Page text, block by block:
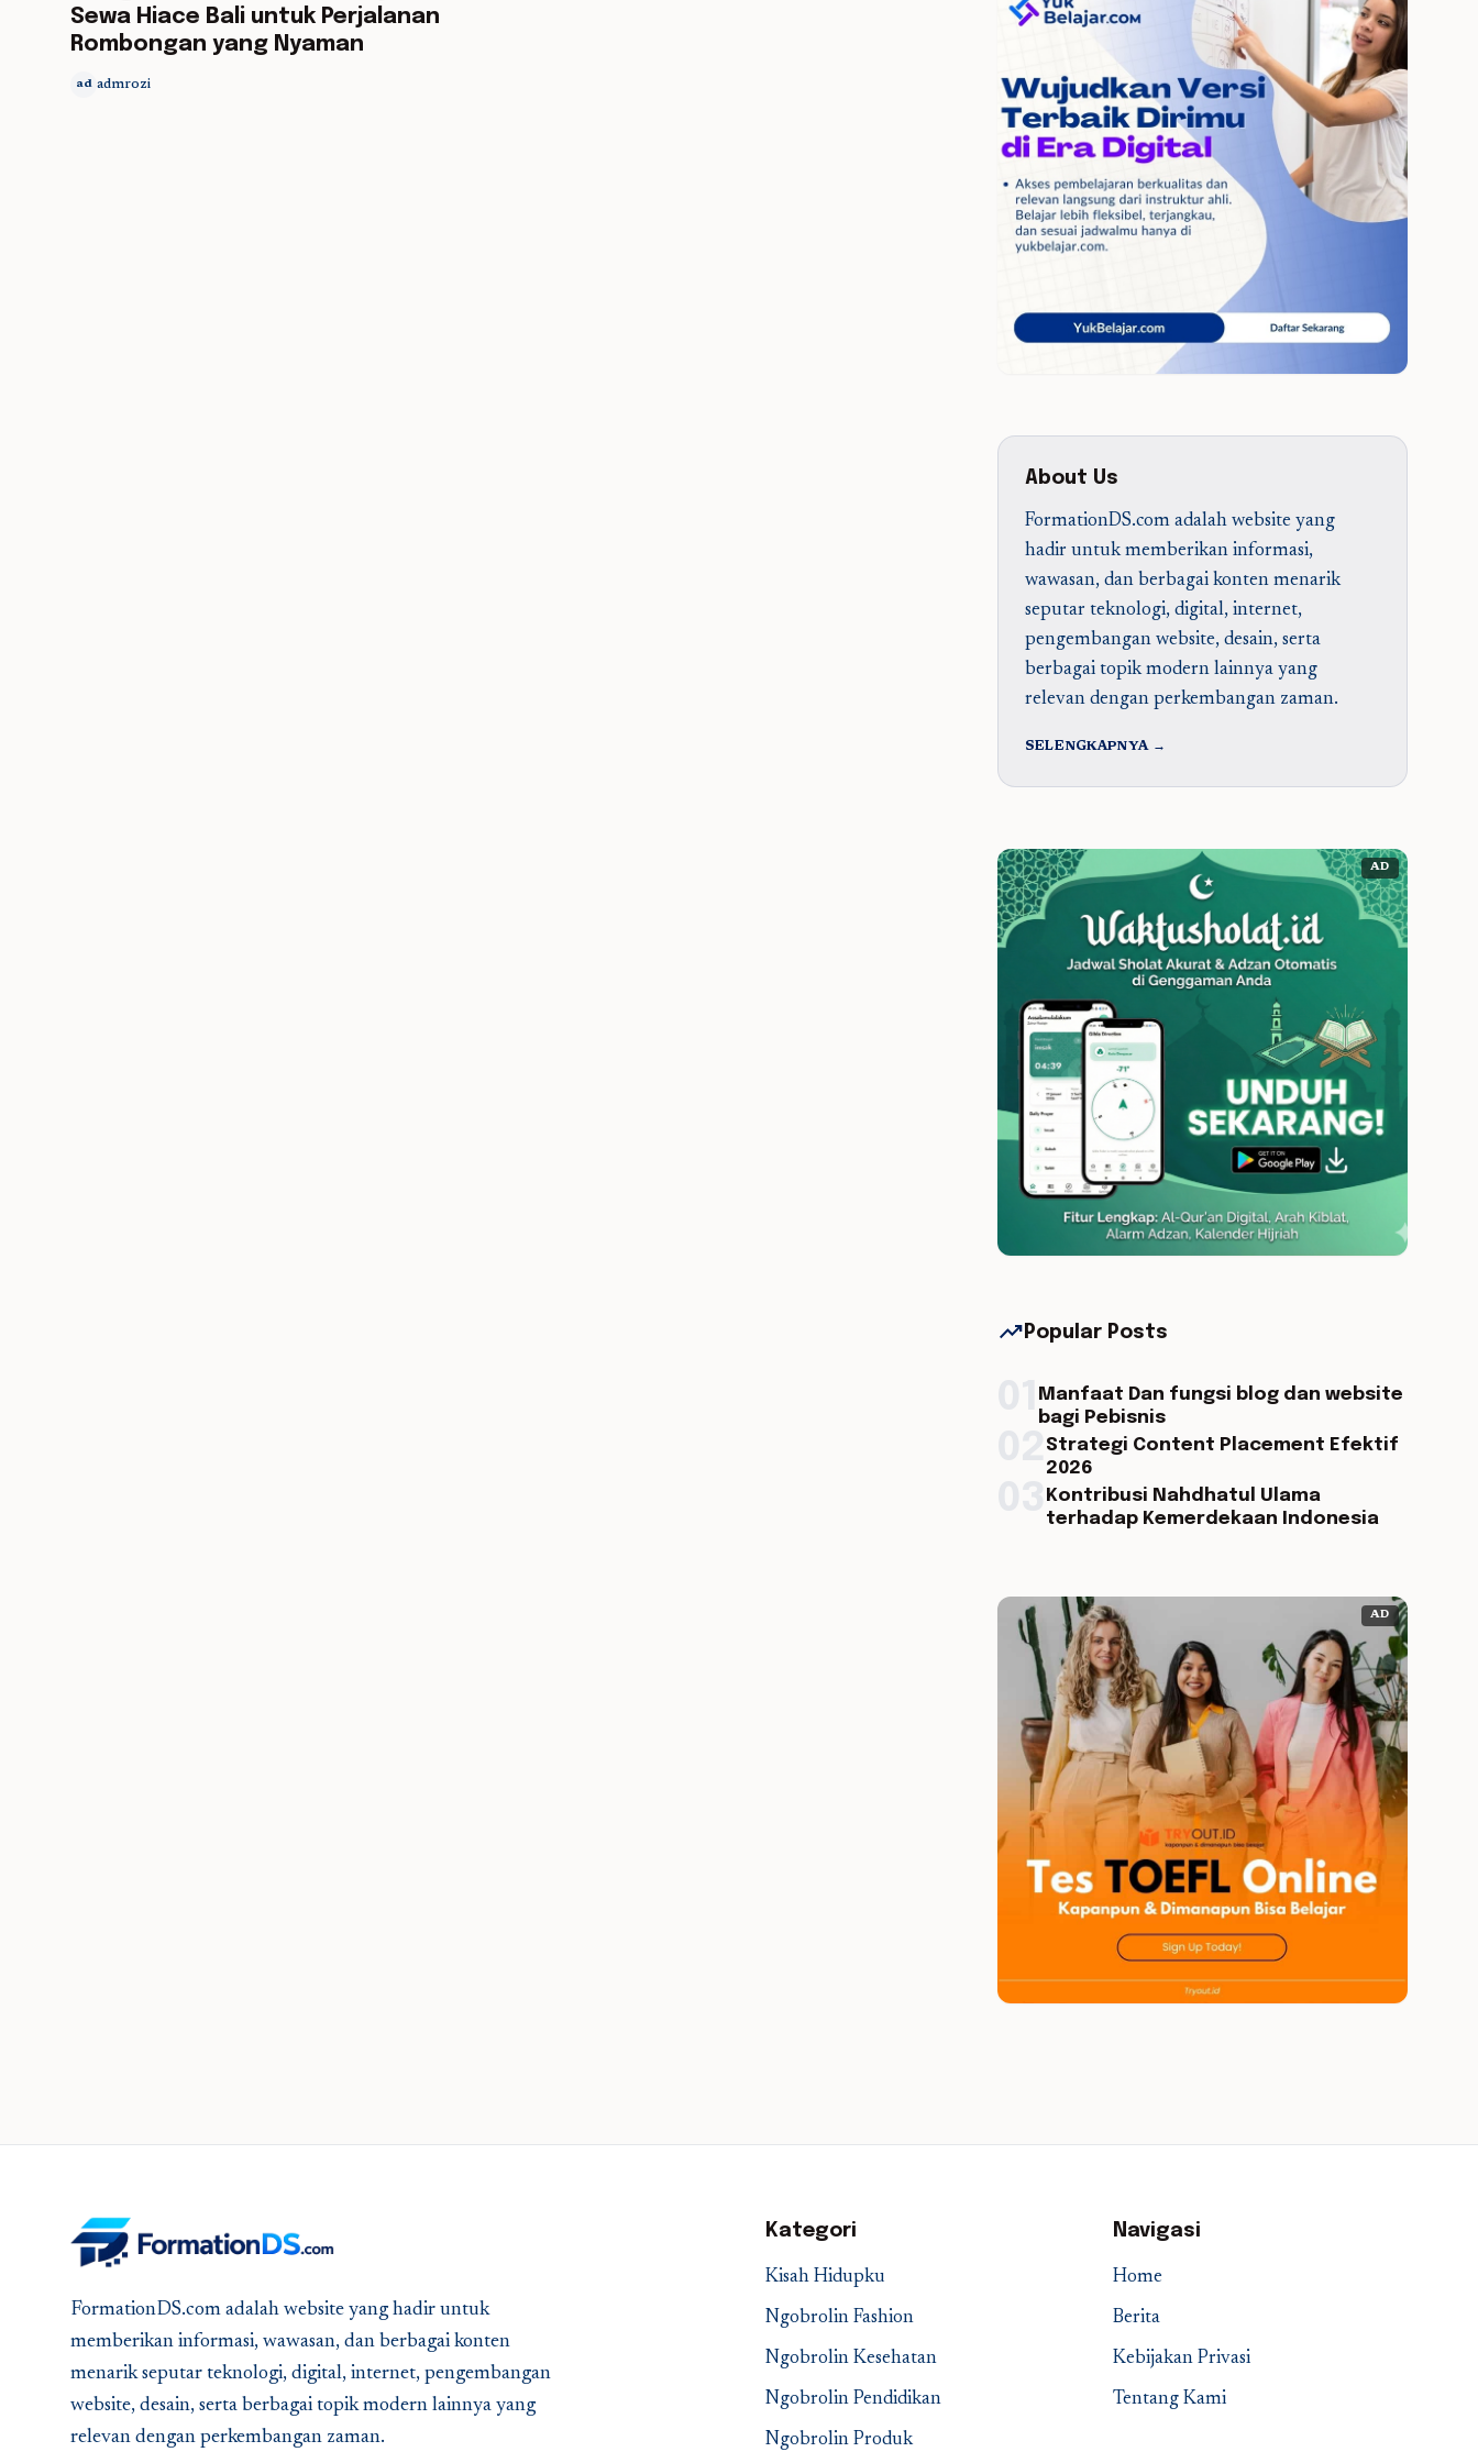
Sewa Hiace Bali untuk Perjalanan
Rombongan yang Nyaman
ad admrozi
About Us
FormationDS.com adalah website yang
hadir untuk memberikan informasi,
wawasan, dan berbagai konten menarik
seputar teknologi, digital, internet,
pengembangan website, desain, serta
berbagai topik modern lainnya yang
relevan dengan perkembangan zaman.
SELENGKAPNYA →
AD
trending_up Popular Posts
Manfaat Dan fungsi blog dan website
bagi Pebisnis
Strategi Content Placement Efektif
2026
Kontribusi Nahdhatul Ulama
terhadap Kemerdekaan Indonesia
AD
FormationDS.com adalah website yang hadir untuk
memberikan informasi, wawasan, dan berbagai konten
menarik seputar teknologi, digital, internet, pengembangan
website, desain, serta berbagai topik modern lainnya yang
relevan dengan perkembangan zaman.
Kategori
Kisah Hidupku
Ngobrolin Fashion
Ngobrolin Kesehatan
Ngobrolin Pendidikan
Ngobrolin Produk
Navigasi
Home
Berita
Kebijakan Privasi
Tentang Kami